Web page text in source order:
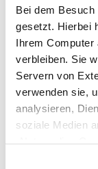
Bei dem
gesetzt. Hierbei
Ihrem Computer
verbleiben. Sie
Servern von
verwenden sie,
analysieren,
soziale Medien
Sie hier.
Neu in
Geburt